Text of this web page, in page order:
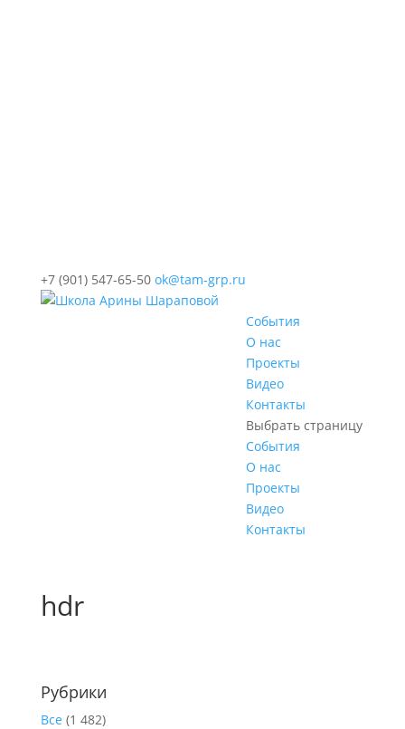
+7 (901) 547-65-50 ok@tam-grp.ru
События
О нас
Проекты
Видео
Контакты
Выбрать страницу
События
О нас
Проекты
Видео
Контакты
hdr
Рубрики
Все (1 482)